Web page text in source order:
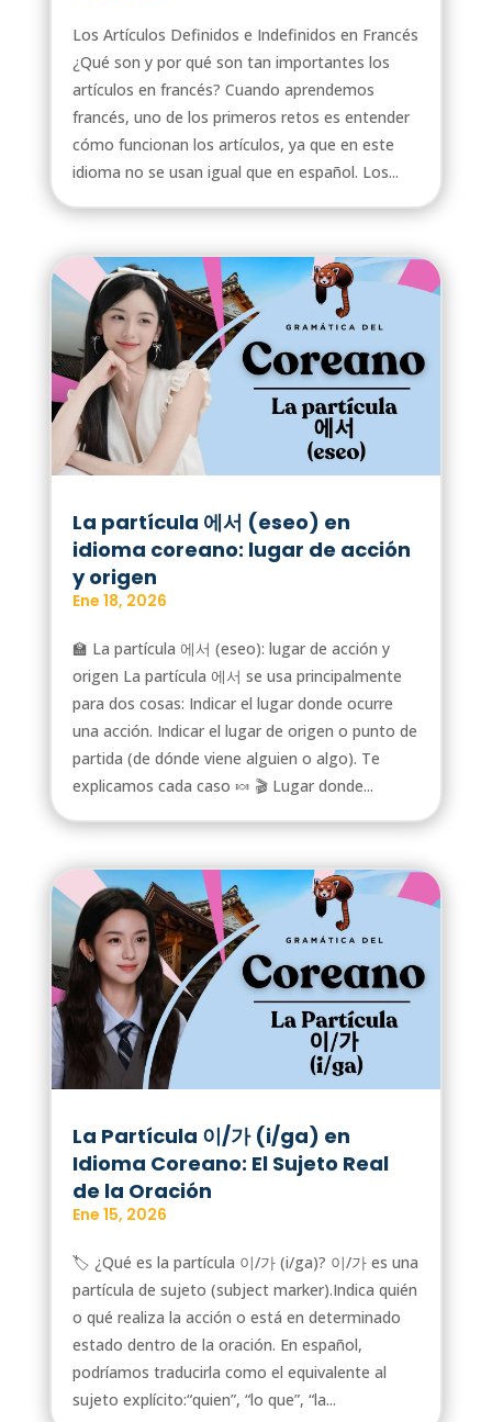
Los Artículos Definidos e Indefinidos en Francés
¿Qué son y por qué son tan importantes los
artículos en francés? Cuando aprendemos
francés, uno de los primeros retos es entender
cómo funcionan los artículos, ya que en este
idioma no se usan igual que en español. Los...
La partícula 에서 (eseo) en
idioma coreano: lugar de acción
y origen
Ene 18, 2026
🏫 La partícula 에서 (eseo): lugar de acción y
origen La partícula 에서 se usa principalmente
para dos cosas: Indicar el lugar donde ocurre
una acción. Indicar el lugar de origen o punto de
partida (de dónde viene alguien o algo). Te
explicamos cada caso 🍬 🎬 Lugar donde...
La Partícula 이/가 (i/ga) en
Idioma Coreano: El Sujeto Real
de la Oración
Ene 15, 2026
🏷️ ¿Qué es la partícula 이/가 (i/ga)? 이/가 es una
partícula de sujeto (subject marker).Indica quién
o qué realiza la acción o está en determinado
estado dentro de la oración. En español,
podríamos traducirla como el equivalente al
sujeto explícito:“quien”, “lo que”, “la...